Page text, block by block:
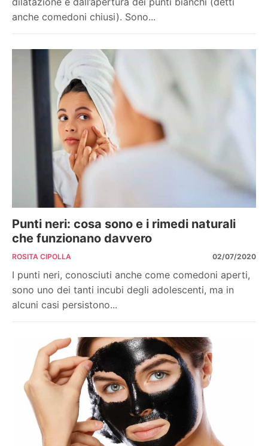
anche comedoni chiusi). Sono...
Punti neri: cosa sono e i rimedi naturali
che funzionano davvero
ROSITA CIPOLLA 02/07/2020
I punti neri, conosciuti anche come comedoni aperti,
sono uno dei tanti incubi degli adolescenti, ma in
alcuni casi persistono...